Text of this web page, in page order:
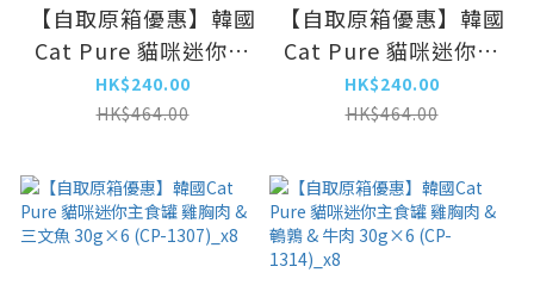
【自取原箱優惠】韓國
Cat Pure 貓咪迷你主
食罐 吞拿魚 & 鱈魚
30g×6 (CP-
HK$240.00
HK$464.00
【自取原箱優惠】韓國
Cat Pure 貓咪迷你主
食罐 鴨肉 & 兔肉
30g×6 (CP-
HK$240.00
HK$464.00